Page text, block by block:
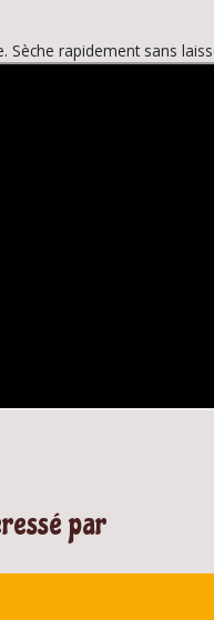
Sèche rapidement sans
par